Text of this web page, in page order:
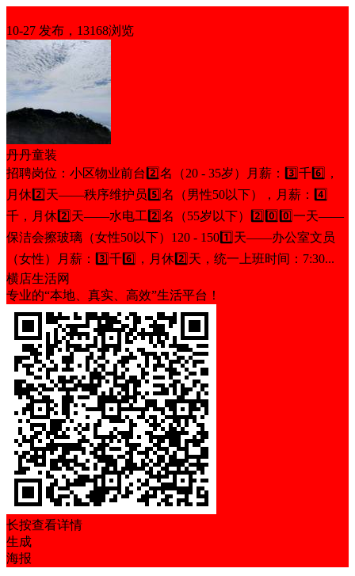
10-27 发布，13168浏览
丹丹童装
招聘岗位：小区物业前台2️⃣名（20 - 35岁）月薪：3️⃣千6️⃣，
月休2️⃣天——秩序维护员5️⃣名（男性50以下），月薪：4️⃣
千，月休2️⃣天——水电工2️⃣名（55岁以下）2️⃣0️⃣0️⃣一天——
保洁会擦玻璃（女性50以下）120 - 1501️⃣天——办公室文员
（女性）月薪：3️⃣千6️⃣，月休2️⃣天，统一上班时间：7:30...
横店生活网
专业的“本地、真实、高效”生活平台！
长按查看详情
生成
海报